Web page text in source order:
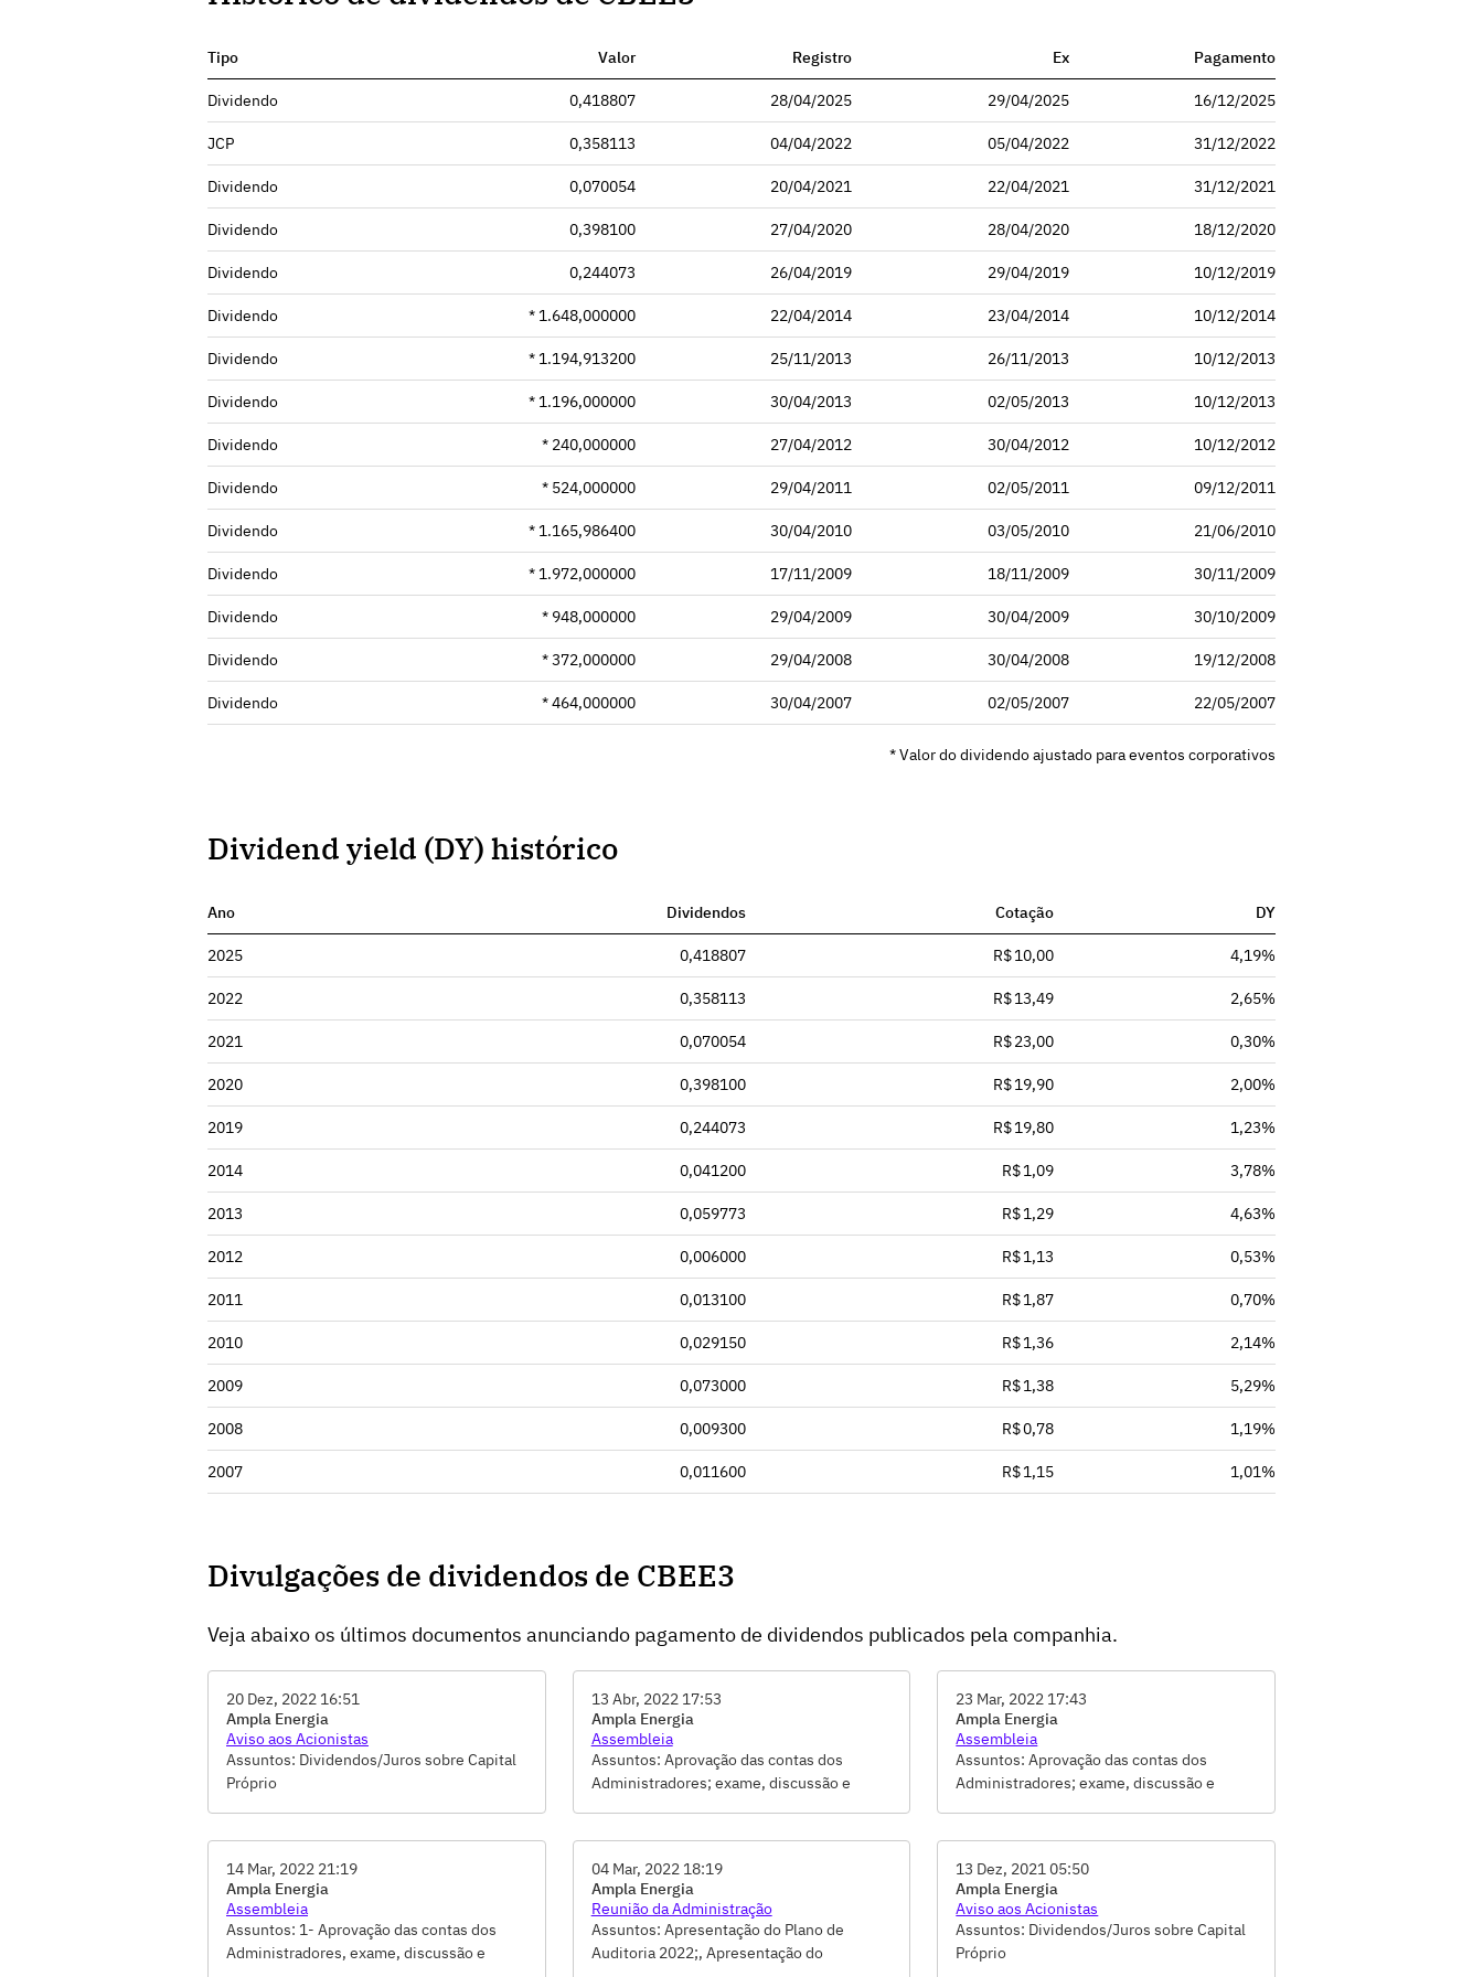
Tipo Valor Registro Ex Pagamento
Dividendo 0,418807 28/04/2025 29/04/2025 16/12/2025
JCP 0,358113 04/04/2022 05/04/2022 31/12/2022
Dividendo 0,070054 20/04/2021 22/04/2021 31/12/2021
Dividendo 0,398100 27/04/2020 28/04/2020 18/12/2020
Dividendo 0,244073 26/04/2019 29/04/2019 10/12/2019
Dividendo * 1.648,000000 22/04/2014 23/04/2014 10/12/2014
Dividendo * 1.194,913200 25/11/2013 26/11/2013 10/12/2013
Dividendo * 1.196,000000 30/04/2013 02/05/2013 10/12/2013
Dividendo * 240,000000 27/04/2012 30/04/2012 10/12/2012
Dividendo * 524,000000 29/04/2011 02/05/2011 09/12/2011
Dividendo * 1.165,986400 30/04/2010 03/05/2010 21/06/2010
Dividendo * 1.972,000000 17/11/2009 18/11/2009 30/11/2009
Dividendo * 948,000000 29/04/2009 30/04/2009 30/10/2009
Dividendo * 372,000000 29/04/2008 30/04/2008 19/12/2008
Dividendo * 464,000000 30/04/2007 02/05/2007 22/05/2007
* Valor do dividendo ajustado para eventos corporativos
Dividend yield (DY) histórico
Ano Dividendos Cotação DY
2025 0,418807 R$ 10,00 4,19%
2022 0,358113 R$ 13,49 2,65%
2021 0,070054 R$ 23,00 0,30%
2020 0,398100 R$ 19,90 2,00%
2019 0,244073 R$ 19,80 1,23%
2014 0,041200 R$ 1,09 3,78%
2013 0,059773 R$ 1,29 4,63%
2012 0,006000 R$ 1,13 0,53%
2011 0,013100 R$ 1,87 0,70%
2010 0,029150 R$ 1,36 2,14%
2009 0,073000 R$ 1,38 5,29%
2008 0,009300 R$ 0,78 1,19%
2007 0,011600 R$ 1,15 1,01%
Divulgações de dividendos de CBEE3
Veja abaixo os últimos documentos anunciando pagamento de dividendos publicados pela companhia.
20 Dez, 2022 16:51
Ampla Energia
Aviso aos Acionistas
Assuntos: Dividendos/Juros sobre Capital
Próprio
13 Abr, 2022 17:53
Ampla Energia
Assembleia
Assuntos: Aprovação das contas dos
Administradores; exame, discussão e
Definição do número de membros do
Conselho de Administração para o próximo
triênio, Eleição, de membros do Conselho
de Administração para um novo mandato
de 3 (três) anos, Fixação da remuneração
23 Mar, 2022 17:43
Ampla Energia
Assembleia
Assuntos: Aprovação das contas dos
Administradores; exame, discussão e
acompanhados do Parecer, Definição do
número de membros do Conselho de
Administração para o próximo triênio:,
Eleição de membros do Conselho de
Administração para um novo mandato de 3
14 Mar, 2022 21:19
Ampla Energia
Assembleia
Assuntos: 1- Aprovação das contas dos
Administradores, exame, discussão e
04 Mar, 2022 18:19
Ampla Energia
Reunião da Administração
Assuntos: Apresentação do Plano de
Auditoria 2022;, Apresentação do
13 Dez, 2021 05:50
Ampla Energia
Aviso aos Acionistas
Assuntos: Dividendos/Juros sobre Capital
Próprio